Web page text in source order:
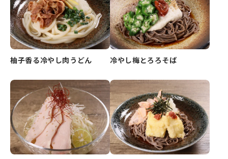
柚子香る冷やし肉うどん 冷やし梅とろろそば